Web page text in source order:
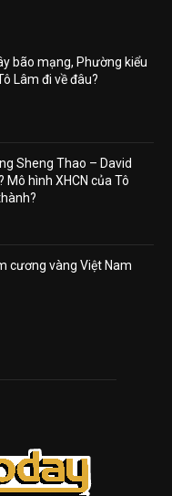
bão mạng, Phường kiểu
Lâm đi về đâu?
Sheng Thao – David
Mô hình XHCN của Tô
cương vàng Việt Nam